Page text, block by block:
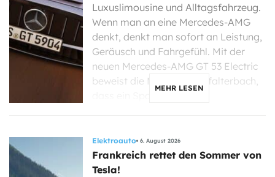
Luxuslimousine und Alltagsfahrzeug.
Wenn man an eine Mercedes-AMG
denkt, denkt man sofort an Leistung,
Geräusch und Fahrgefühl. Mit der
neuen Mercedes-AMG GT 53 Electric
beweist die Marke aus Affalterbach,
MEHR LESEN
Elektroauto 6. August 2026
Frankreich rettet den Sommer von
Tesla!